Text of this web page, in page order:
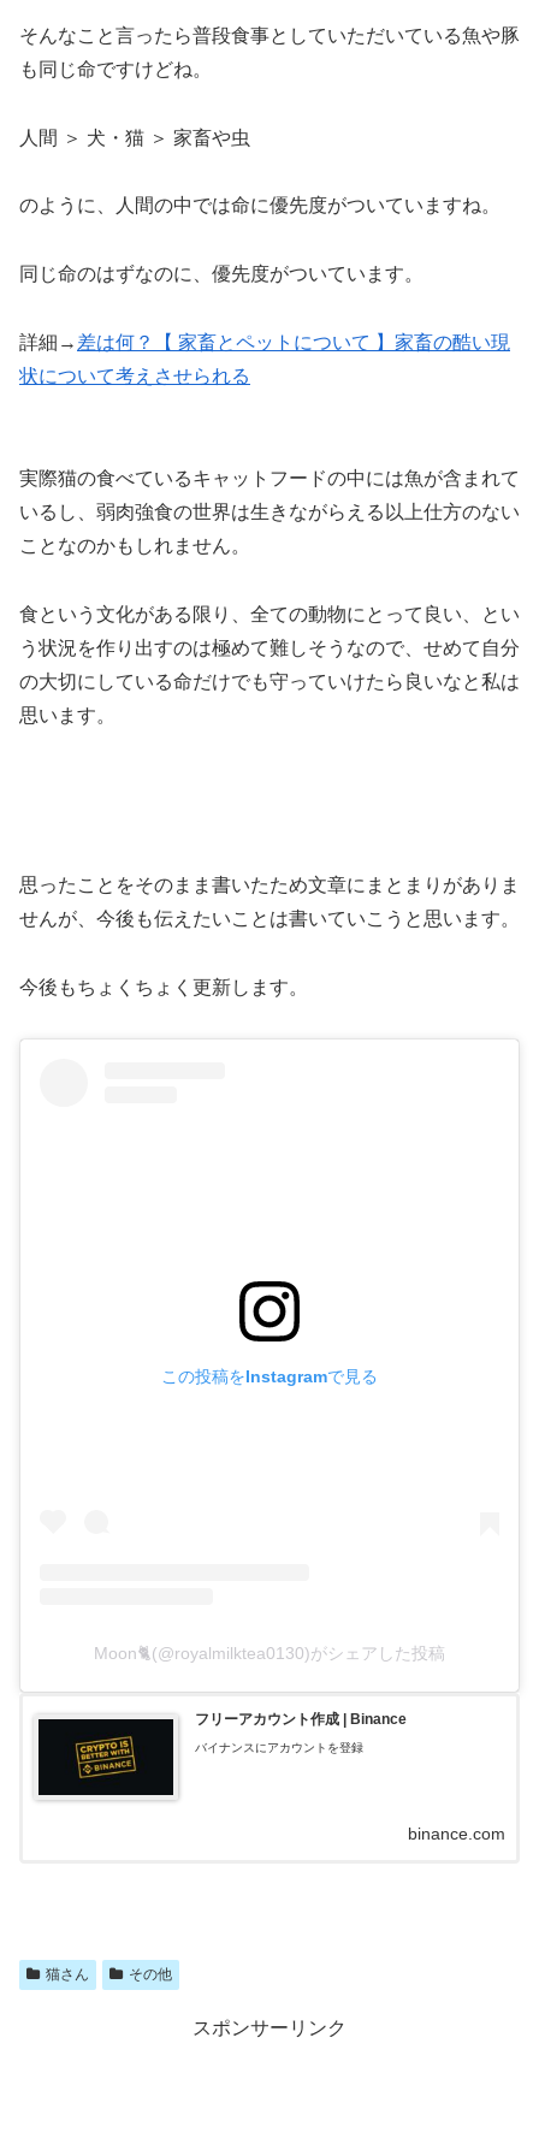
そんなこと言ったら普段食事としていただいている魚や豚
も同じ命ですけどね。
人間 ＞ 犬・猫 ＞ 家畜や虫
のように、人間の中では命に優先度がついていますね。
同じ命のはずなのに、優先度がついています。
詳細→ 差は何？【 家畜とペットについて 】家畜の酷い現
状について考えさせられる
実際猫の食べているキャットフードの中には魚が含まれて
いるし、弱肉強食の世界は生きながらえる以上仕方のない
ことなのかもしれません。
食という文化がある限り、全ての動物にとって良い、とい
う状況を作り出すのは極めて難しそうなので、せめて自分
の大切にしている命だけでも守っていけたら良いなと私は
思います。
思ったことをそのまま書いたため文章にまとまりがありま
せんが、今後も伝えたいことは書いていこうと思います。
今後もちょくちょく更新します。
この投稿をInstagramで見る
Moon🐈(@royalmilktea0130)がシェアした投稿
フリーアカウント作成 | Binance
バイナンスにアカウントを登録
binance.com
猫さん その他
スポンサーリンク